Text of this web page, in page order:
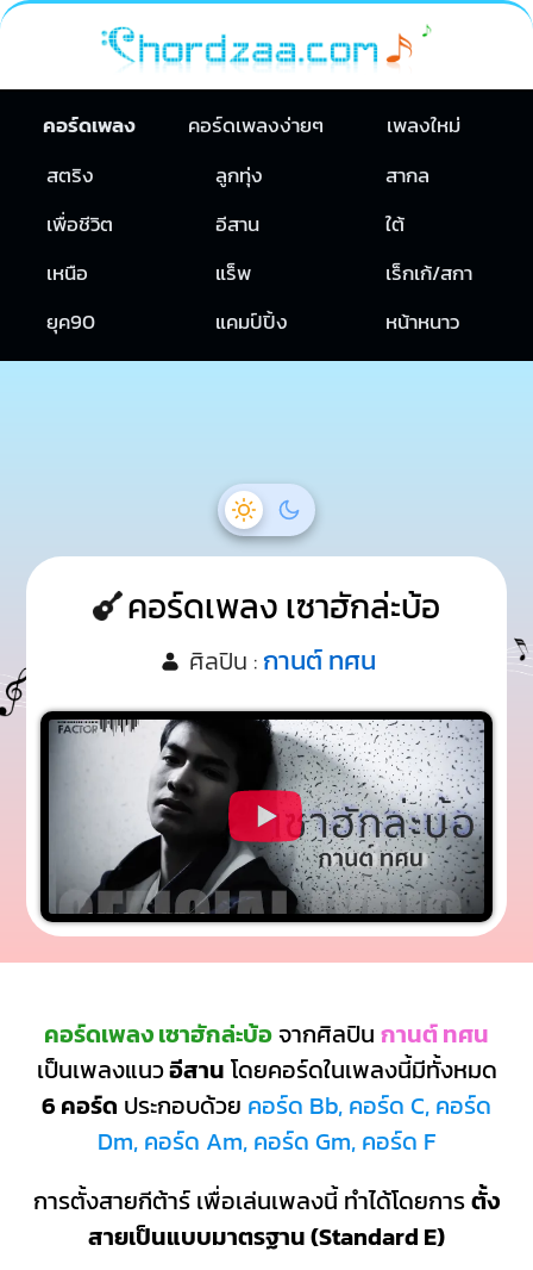
คอร์ดเพลง คอร์ดเพลงง่ายๆ
เพลงใหม่
สตริง
ลูกทุ่ง
สากล
เพื่อชีวิต
อีสาน
ใต้
เหนือ
แร็พ
เร็กเก้/สกา
ยุค90
แคมป์ปิ้ง หน้าหนาว
คอร์ดเพลง เซาฮักล่ะบ้อ
ศิลปิน : กานต์ ทศน
คอร์ดเพลง เซาฮักล่ะบ้อ จากศิลปิน กานต์ ทศน
เป็นเพลงแนวอีสาน โดยคอร์ดในเพลงนี้มีทั้งหมด
6 คอร์ด ประกอบด้วย คอร์ด Bb, คอร์ด C, คอร์ด
Dm, คอร์ด Am, คอร์ด Gm, คอร์ด F
การตั้งสายกีต้าร์ เพื่อเล่นเพลงนี้ ทำได้โดยการตั้ง
สายเป็นแบบมาตรฐาน (Standard E)